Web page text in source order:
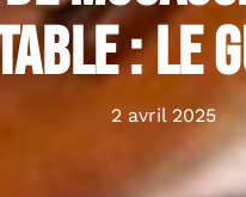
: le
2 avril 2025